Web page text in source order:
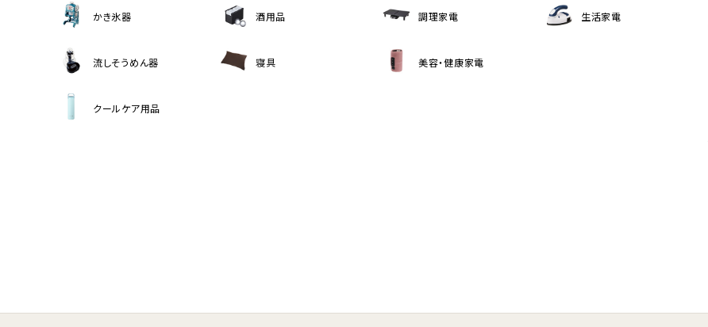
かき氷器 酒用品
流しそうめん器 寝具
クールケア用品
調理家電 生活家電
美容・健康家電